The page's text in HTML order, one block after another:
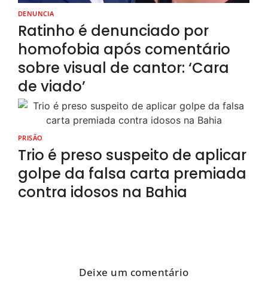
DENUNCIA
Ratinho é denunciado por
homofobia após comentário
sobre visual de cantor: ‘Cara
de viado’
PRISÃO
Trio é preso suspeito de aplicar
golpe da falsa carta premiada
contra idosos na Bahia
Deixe um comentário